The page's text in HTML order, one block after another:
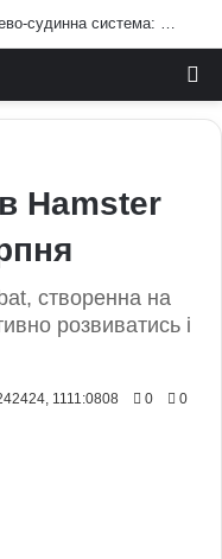
Від яких продуктів страждає серцево-судинна система: попередження лікарів
Hamster
створенна на
розвиватись і
1111:0808 0 0